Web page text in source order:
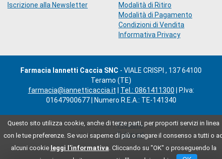
Questo sito utilizza cookie, anche di terze parti, per proporti servizi in linea
con le tue preferenze. Se vuoi saperne di più o negare il consenso a tutti o
alcuni cookie leggi l'informativa . Cliccando su "OK" o proseguendo la
Iscrizione alla Newsletter
Modalità di Ritiro
Modalità di Pagamento
Condizioni di Vendita
Informativa Privacy
Farmacia Iannetti Caccia SNC - VIALE CRISPI , 137 64100
Teramo (TE)
farmacia@iannetticaccia.it
Tel.: 0861411300 | P.Iva:
01647900677 | Numero R.E.A.: TE-141340
Powered byPrenofa
Web DesignFulcri srl